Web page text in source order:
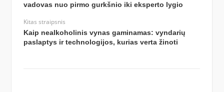
vadovas nuo pirmo gurkšnio iki eksperto lygio
Kitas straipsnis
Kaip nealkoholinis vynas gaminamas: vyndarių
paslaptys ir technologijos, kurias verta žinoti